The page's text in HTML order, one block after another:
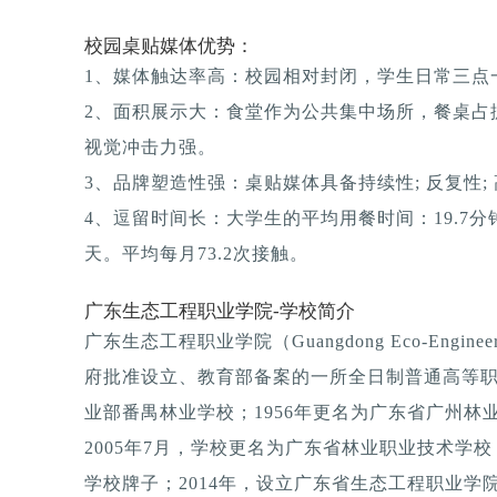
校园桌贴媒体优势：
1、媒体触达率高：校园相对封闭，学生日常三
2、面积展示大：食堂作为公共集中场所，餐桌
视觉冲击力强。
3、品牌塑造性强：桌贴媒体具备持续性; 反复性;
4、逗留时间长：大学生的平均用餐时间：19.7
天。平均每月73.2次接触。
广东生态工程职业学院-学校简介
广东生态工程职业学院（Guangdong Eco-
府批准设立、教育部备案的一所全日制普通高等
业部番禺林业学校；1956年更名为广东省广州林
2005年7月，学校更名为广东省林业职业技术学
学校牌子；2014年，设立广东省生态工程职业学